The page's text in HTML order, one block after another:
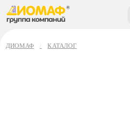
ДИОМАФ КАТАЛОГ